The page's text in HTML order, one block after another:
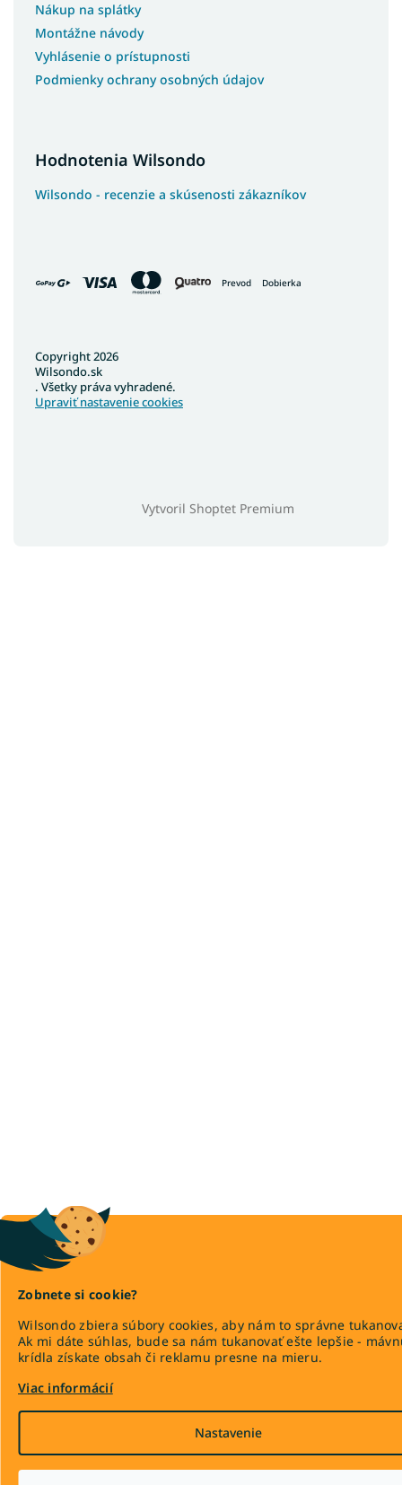
Zobnete si cookie?
Wilsondo zbiera súbory cookies, aby nám to správne
Ak mi dáte súhlas, bude sa nám tukanovať ešte lepšie -
krídla získate obsah či reklamu presne na mieru.
Viac informácií
Nastavenie
Nákup na splátky
Montážne návody
Vyhlásenie o prístupnosti
Podmienky ochrany osobných údajov
Hodnotenia Wilsondo
Wilsondo - recenzie a skúsenosti zákazníkov
Prevod Dobierka
Vytvoril Shoptet Premium
Copyright 2026
Wilsondo.sk
. Všetky práva vyhradené.
Upraviť nastavenie cookies